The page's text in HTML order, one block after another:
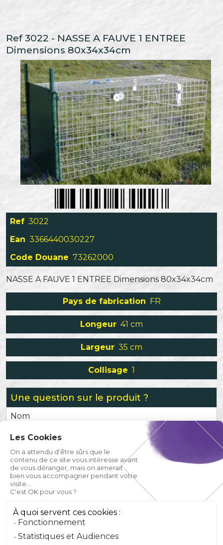
Ref 3022 - NASSE A FAUVE 1 ENTREE
Dimensions 80x34x34cm
Ref 3022
Ean 3366440030227
Code Douane 73262000
NASSE A FAUVE 1 ENTREE Dimensions 80x34x34cm
Pays de fabrication FR
Longeur 41 cm
Largeur 35 cm
Collisage 1
Une question sur le produit ?
Nom
Prénom
Email
Téléphone
Message
Les Cookies
On a attendu d'être sûrs que le
contenu de ce site vous intéresse avant
de vous déranger, mais on aimerait
bien vous accompagner pendant votre
visite...
C'est OK pour vous ?
À quoi servent ces cookies :
Fonctionnement
Statistiques et Audiences